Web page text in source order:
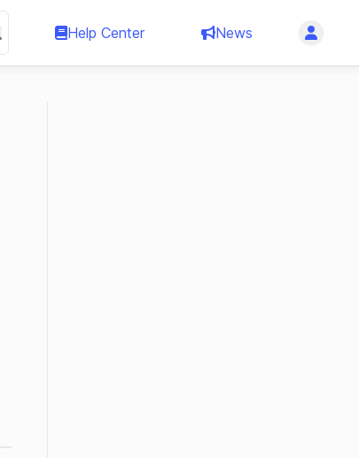
Help Center News